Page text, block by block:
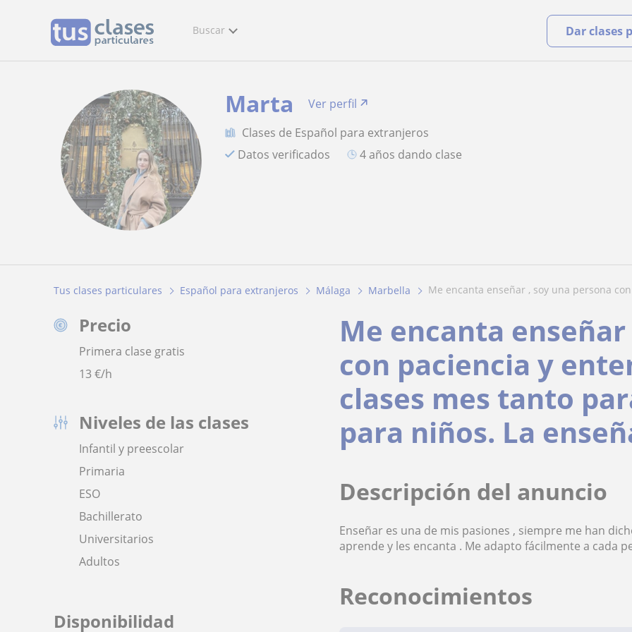
Buscar Dar clases
Marta
Ver perfil
Clases de Español para extranjeros
Datos verificados
4 años dando clase
Tus clases particulares Español para extranjeros Málaga Marbella me encanta enseñar , soy una persona
Precio
Primera clase gratis
13 €/h
Niveles de las clases
Infantil y preescolar
Primaria
ESO
Bachillerato
Universitarios
Adultos
Disponibilidad
Me encanta
con paciencia y
clases mes tanto
para niños. La
Descripción del anuncio
Enseñar es una de mis pasiones , siempre me han
aprende y les encanta . Me adapto fácilmente a cada
Reconocimientos